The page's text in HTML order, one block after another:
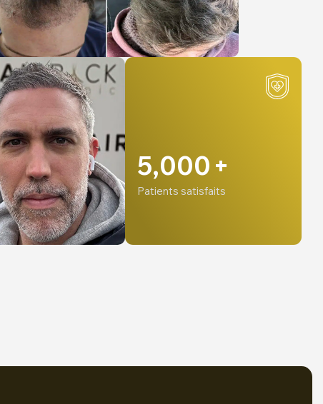
5,000 +
Patients satisfaits